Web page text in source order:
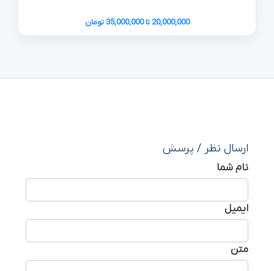
20,000,000 تا 35,000,000 تومان
ارسال نظر / پرسش
نام شما
ایمیل
متن